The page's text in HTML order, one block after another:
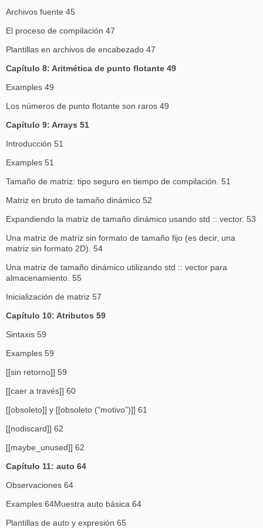
Archivos fuente 45
El proceso de compilación 47
Plantillas en archivos de encabezado 47
Capítulo 8: Aritmética de punto flotante 49
Examples 49
Los números de punto flotante son raros 49
Capítulo 9: Arrays 51
Introducción 51
Examples 51
Tamaño de matriz: tipo seguro en tiempo de compilación. 51
Matriz en bruto de tamaño dinámico 52
Expandiendo la matriz de tamaño dinámico usando std :: vector. 53
Una matriz de matriz sin formato de tamaño fijo (es decir, una
matriz sin formato 2D). 54
Una matriz de tamaño dinámico utilizando std :: vector para
almacenamiento. 55
Inicialización de matriz 57
Capítulo 10: Atributos 59
Sintaxis 59
Examples 59
[[sin retorno]] 59
[[caer a través]] 60
[[obsoleto]] y [[obsoleto ("motivo")]] 61
[[nodiscard]] 62
[[maybe_unused]] 62
Capítulo 11: auto 64
Observaciones 64
Examples 64Muestra auto básica 64
Plantillas de auto y expresión 65